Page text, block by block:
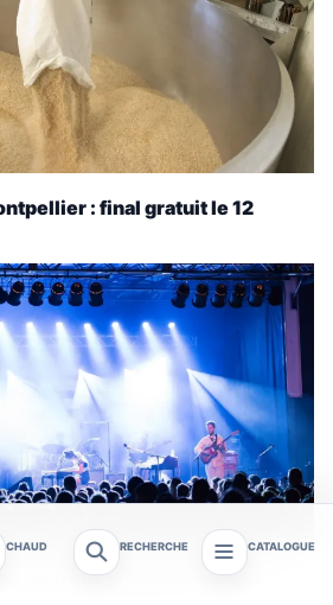
: final gratuit le 12
: soirées gratuites chaque
CHAUD RECHERCHE CATALOGUE